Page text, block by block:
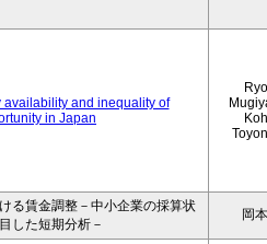
and inequality of
in Japan
る賃金調整－中小企業の採算状
した短期分析－
岡